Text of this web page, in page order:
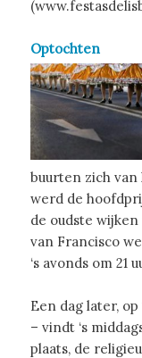
(
Optochten
buurten zich
werd de
de oudste
van Francisco
‘s avonds om 21
Een dag later, op
– vindt ‘s
plaats, de